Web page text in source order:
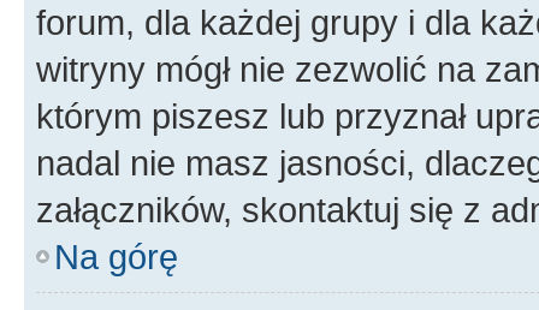
forum, dla każdej grupy i dla
witryny mógł nie zezwolić na
którym piszesz lub przyznał
nadal nie masz jasności,
załączników, skontaktuj się z
Na górę